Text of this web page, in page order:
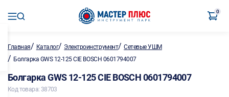
0
Главная/ Каталог/ Электроинструмент/Сетевые УШМ
/ Болгарка GWS 12-125 CIE BOSCH 0601794007
Болгарка GWS 12-125 CIE BOSCH 0601794007
Код товара: 38703